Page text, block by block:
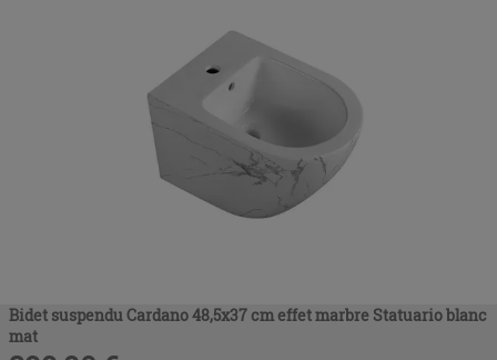
Bidet suspendu Cardano 48,5x37 cm effet marbre Statuario blanc
mat